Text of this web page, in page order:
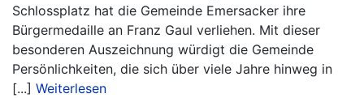
Schlossplatz hat die Gemeinde Emersacker ihre
Bürgermedaille an Franz Gaul verliehen. Mit dieser
besonderen Auszeichnung würdigt die Gemeinde
Persönlichkeiten, die sich über viele Jahre hinweg in
[...] Weiterlesen